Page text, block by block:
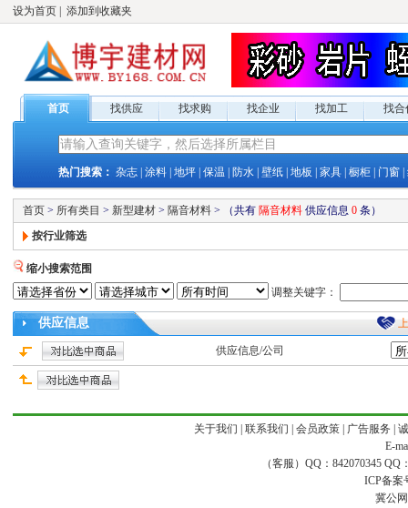
设为首页 添加到收藏夹
首页 找供应 找求购 找企业 找加工 找合
热门搜索： 杂志 涂料 地坪 保温 防水 壁纸 地板 家具 橱柜 门窗
首页 > 所有类目 > 新型建材 > 隔音材料 > （共有 隔音材料 供应信息 0 条）
按行业筛选
缩小搜索范围
调整关键字：
供应信息
供应信息/公司
关于我们 联系我们 会员政策| 广告服务
E-
（客服）QQ：842070345 QQ
ICP备案
冀公